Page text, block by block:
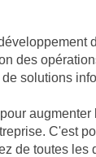
des
solutions
C'est
de toutes